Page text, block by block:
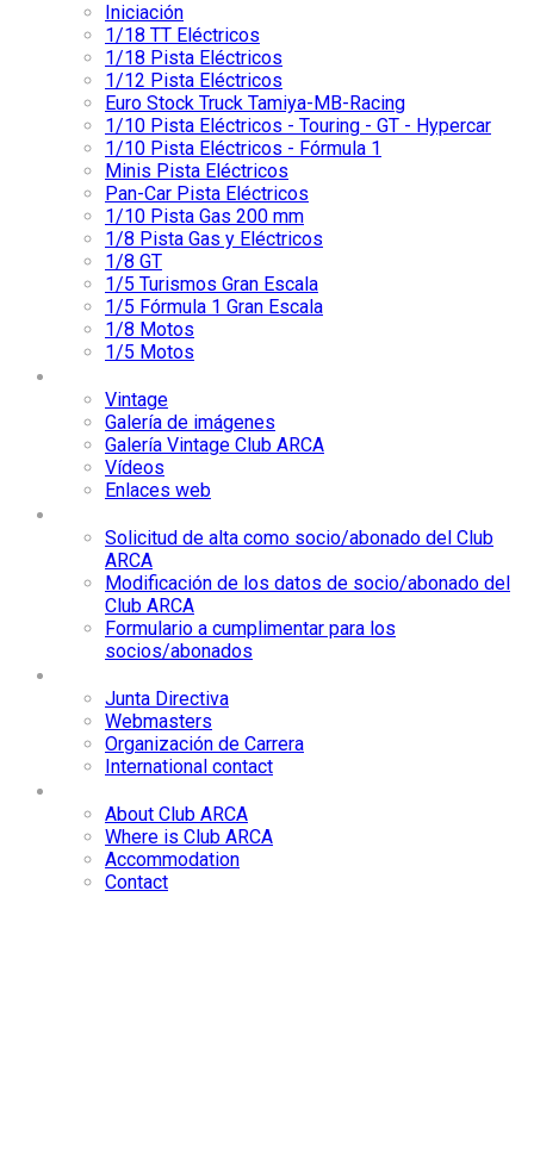
Iniciación
1/18 TT Eléctricos
1/18 Pista Eléctricos
1/12 Pista Eléctricos
Euro Stock Truck Tamiya-MB-Racing
1/10 Pista Eléctricos - Touring - GT - Hypercar
1/10 Pista Eléctricos - Fórmula 1
Minis Pista Eléctricos
Pan-Car Pista Eléctricos
1/10 Pista Gas 200 mm
1/8 Pista Gas y Eléctricos
1/8 GT
1/5 Turismos Gran Escala
1/5 Fórmula 1 Gran Escala
1/8 Motos
1/5 Motos
Vintage
Galería de imágenes
Galería Vintage Club ARCA
Vídeos
Enlaces web
Solicitud de alta como socio/abonado del Club
ARCA
Modificación de los datos de socio/abonado del
Club ARCA
Formulario a cumplimentar para los
socios/abonados
Junta Directiva
Webmasters
Organización de Carrera
International contact
About Club ARCA
Where is Club ARCA
Accommodation
Contact